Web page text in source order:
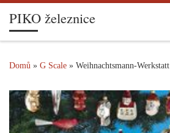
Skip to content
PIKO železnice
Domů » G Scale » Weihnachtsmann-Werkstatt